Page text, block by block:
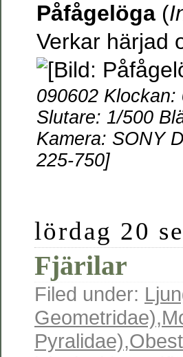
Påfågelöga (
Verkar härjad
090602
Slutare: 1/500
Kamera: SONY
225-750]
lördag 20
Fjärilar
Filed under:
Geometridae),
Pyralidae),